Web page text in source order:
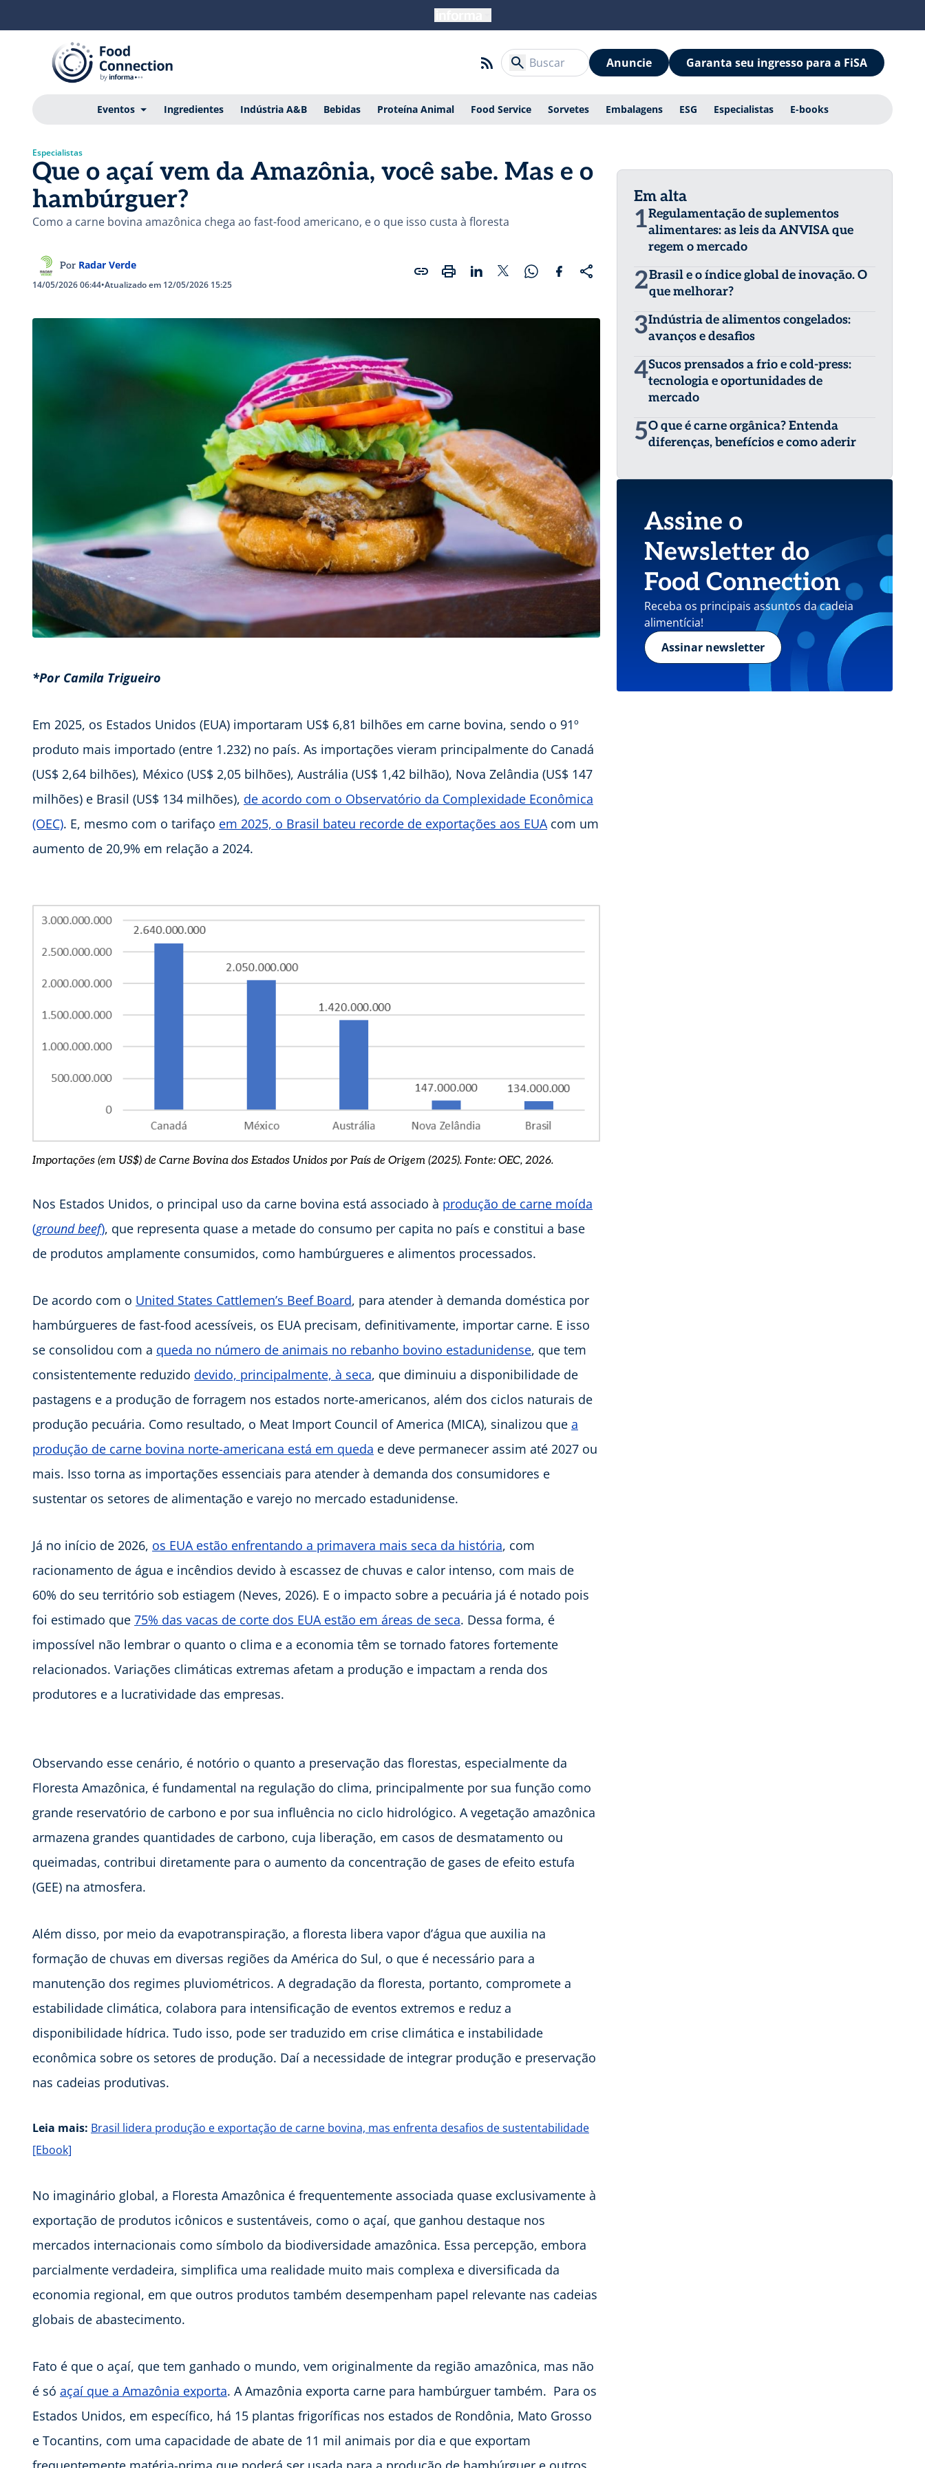
Anuncie Garanta seu ingresso para a FiSA
Eventos Ingredientes Indústria A&B Bebidas Proteína Animal Food Service Sorvetes Embalagens ESG Especialistas E-books
Especialistas
Que o açaí vem da Amazônia, você sabe. Mas e o
hambúrguer?
Como a carne bovina amazônica chega ao fast-food americano, e o que isso custa à floresta
Por Radar Verde
14/05/2026 06:44•Atualizado em 12/05/2026 15:25
*Por Camila Trigueiro
Em 2025, os Estados Unidos (EUA) importaram US$ 6,81 bilhões em carne bovina, sendo o 91º
produto mais importado (entre 1.232) no país. As importações vieram principalmente do Canadá
(US$ 2,64 bilhões), México (US$ 2,05 bilhões), Austrália (US$ 1,42 bilhão), Nova Zelândia (US$ 147
milhões) e Brasil (US$ 134 milhões), de acordo com o Observatório da Complexidade Econômica
(OEC). E, mesmo com o tarifaço em 2025, o Brasil bateu recorde de exportações aos EUAcom um
aumento de 20,9% em relação a 2024.
Importações (em US$) de Carne Bovina dos Estados Unidos por País de Origem (2025). Fonte: OEC, 2026.
Nos Estados Unidos, o principal uso da carne bovina está associado à produção de carne moída
(ground beef), que representa quase a metade do consumo per capita no país e constitui a base
de produtos amplamente consumidos, como hambúrgueres e alimentos processados.
De acordo com o United States Cattlemen’s Beef Board, para atender à demanda doméstica por
hambúrgueres de fast-food acessíveis, os EUA precisam, definitivamente, importar carne. E isso
se consolidou com a queda no número de animais no rebanho bovino estadunidense, que tem
consistentemente reduzido devido, principalmente, à seca, que diminuiu a disponibilidade de
pastagens e a produção de forragem nos estados norte-americanos, além dos ciclos naturais de
produção pecuária. Como resultado, o Meat Import Council of America (MICA), sinalizou que a
produção de carne bovina norte-americana está em queda e deve permanecer assim até 2027 ou
mais. Isso torna as importações essenciais para atender à demanda dos consumidores e
sustentar os setores de alimentação e varejo no mercado estadunidense.
Já no início de 2026, os EUA estão enfrentando a primavera mais seca da história, com
racionamento de água e incêndios devido à escassez de chuvas e calor intenso, com mais de
60% do seu território sob estiagem (Neves, 2026). E o impacto sobre a pecuária já é notado pois
foi estimado que 75% das vacas de corte dos EUA estão em áreas de seca. Dessa forma, é
impossível não lembrar o quanto o clima e a economia têm se tornado fatores fortemente
relacionados. Variações climáticas extremas afetam a produção e impactam a renda dos
produtores e a lucratividade das empresas.
Observando esse cenário, é notório o quanto a preservação das florestas, especialmente da
Floresta Amazônica, é fundamental na regulação do clima, principalmente por sua função como
grande reservatório de carbono e por sua influência no ciclo hidrológico. A vegetação amazônica
armazena grandes quantidades de carbono, cuja liberação, em casos de desmatamento ou
queimadas, contribui diretamente para o aumento da concentração de gases de efeito estufa
(GEE) na atmosfera.
Além disso, por meio da evapotranspiração, a floresta libera vapor d’água que auxilia na
formação de chuvas em diversas regiões da América do Sul, o que é necessário para a
manutenção dos regimes pluviométricos. A degradação da floresta, portanto, compromete a
estabilidade climática, colabora para intensificação de eventos extremos e reduz a
disponibilidade hídrica. Tudo isso, pode ser traduzido em crise climática e instabilidade
econômica sobre os setores de produção. Daí a necessidade de integrar produção e preservação
nas cadeias produtivas.
Leia mais: Brasil lidera produção e exportação de carne bovina, mas enfrenta desafios de sustentabilidade
[Ebook]
No imaginário global, a Floresta Amazônica é frequentemente associada quase exclusivamente à
exportação de produtos icônicos e sustentáveis, como o açaí, que ganhou destaque nos
mercados internacionais como símbolo da biodiversidade amazônica. Essa percepção, embora
parcialmente verdadeira, simplifica uma realidade muito mais complexa e diversificada da
economia regional, em que outros produtos também desempenham papel relevante nas cadeias
globais de abastecimento.
Fato é que o açaí, que tem ganhado o mundo, vem originalmente da região amazônica, mas não
é só açaí que a Amazônia exporta. A Amazônia exporta carne para hambúrguer também. Para os
Estados Unidos, em específico, há 15 plantas frigoríficas nos estados de Rondônia, Mato Grosso
e Tocantins, com uma capacidade de abate de 11 mil animais por dia e que exportam
Em alta
1Regulamentação de suplementos
alimentares: as leis da ANVISA que
regem o mercado
2Brasil e o índice global de inovação. O
que melhorar?
3Indústria de alimentos congelados:
avanços e desafios
4Sucos prensados a frio e cold-press:
tecnologia e oportunidades de
mercado
5O que é carne orgânica? Entenda
diferenças, benefícios e como aderir
Assine o
Newsletter do
Food Connection
Receba os principais assuntos da cadeia
alimentícia!
Assinar newsletter